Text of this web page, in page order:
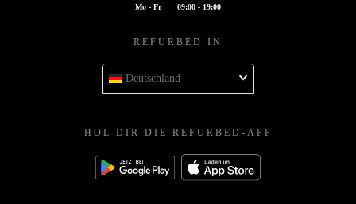
Mo - Fr 09:00 - 19:00
REFURBED IN
Deutschland
HOL DIR DIE REFURBED-APP